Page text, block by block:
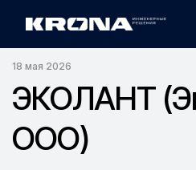
Главная ›ЭКОЛАНТ
18 мая 2026
ЭКОЛАНТ
ООО)